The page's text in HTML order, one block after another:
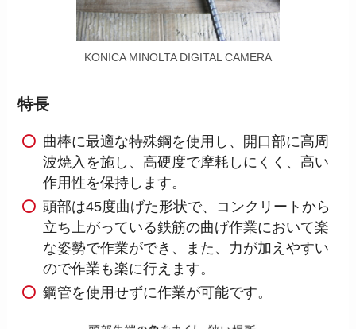
KONICA MINOLTA DIGITAL CAMERA
特長
曲棒に最適な特殊鋼を使用し、開口部に高周
波焼入を施し、高硬度で摩耗しにくく、高い
作用性を保持します。
頭部は45度曲げた形状で、コンクリートから
立ち上がっている鉄筋の曲げ作業において楽
な姿勢で作業ができ、また、力が加えやすい
ので作業も楽に行えます。
鋼管を使用せずに作業が可能です。